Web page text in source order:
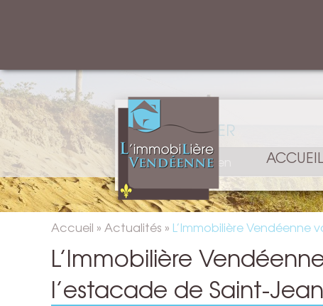
ACCUEIL
RECHERCHER
Accueil » Actualités » L’Immobilière
L’Immobilière
l’estacade de Saint-